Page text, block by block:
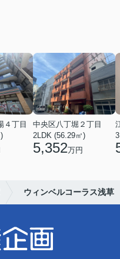
４丁目
中央区八丁堀２丁目
2LDK (56.29㎡)
5,352万円
ウィンベルコーラス浅草